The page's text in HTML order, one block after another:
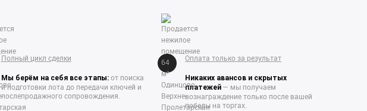
Полный цикл сделки
Мы берём на себя все этапы:от поиска
и подготовки лота до передачи ключей и
послепродажного сопровождения.
Оплата только за результат
Никаких авансов и скрытых
платежей — мы получаем
вознаграждение только после вашей
победы на торгах.